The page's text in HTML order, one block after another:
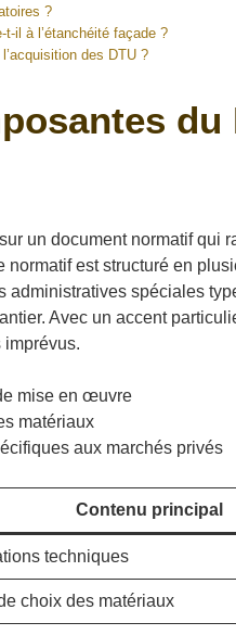
?
il à l’étanchéité façade ?
des DTU ?
un document normatif
est structuré en
administratives spéciales
Avec un accent
imprévus.
mise en œuvre
matériaux
aux marchés privés
Contenu principal
techniques
choix des matériaux